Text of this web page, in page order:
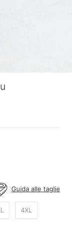
Guida alle taglie
4XL